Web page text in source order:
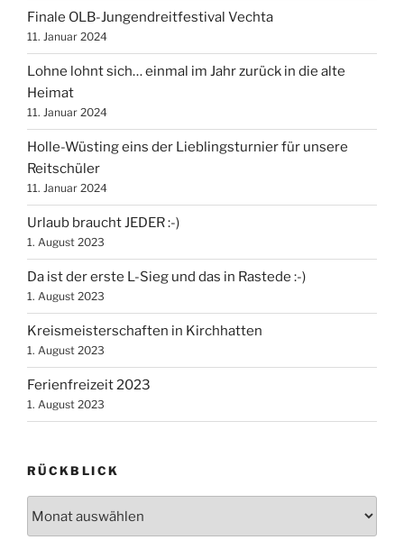
Finale OLB-Jungendreitfestival Vechta
11. Januar 2024
Lohne lohnt sich… einmal im Jahr zurück in die alte
Heimat
11. Januar 2024
Holle-Wüsting eins der Lieblingsturnier für unsere
Reitschüler
11. Januar 2024
Urlaub braucht JEDER :-)
1. August 2023
Da ist der erste L-Sieg und das in Rastede :-)
1. August 2023
Kreismeisterschaften in Kirchhatten
1. August 2023
Ferienfreizeit 2023
1. August 2023
RÜCKBLICK